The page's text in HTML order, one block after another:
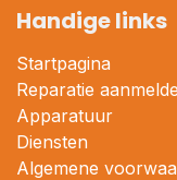
Handige links
Startpagina
Reparatie
Apparatuur
Diensten
Algemene